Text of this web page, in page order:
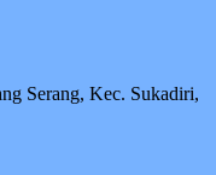
Serang, Kec. Sukadiri,